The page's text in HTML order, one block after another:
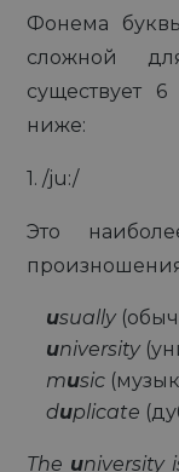
Фонема
сложной
существует
ниже:
1. /ju:/
Это
usually
university
music
duplicate
The university